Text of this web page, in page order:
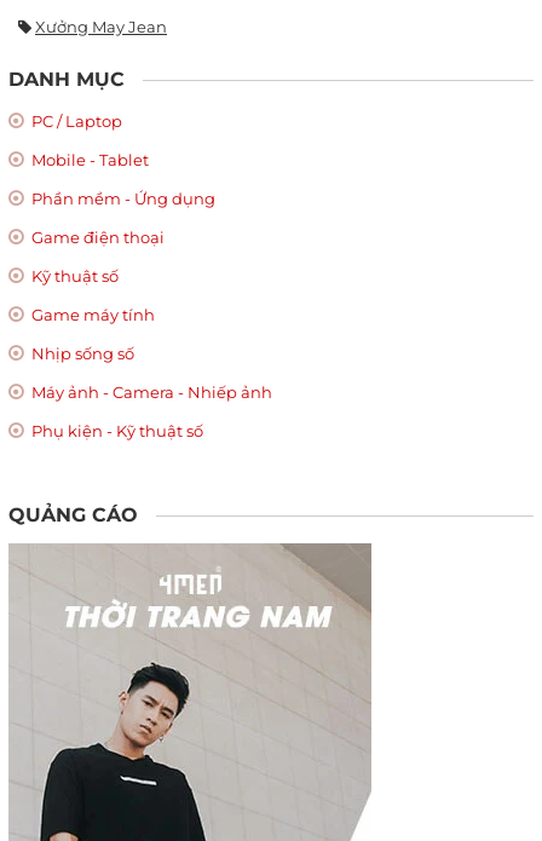
Xưởng May Jean
DANH MỤC
PC / Laptop
Mobile - Tablet
Phần mềm - Ứng dụng
Game điện thoại
Kỹ thuật số
Game máy tính
Nhịp sống số
Máy ảnh - Camera - Nhiếp ảnh
Phụ kiện - Kỹ thuật số
QUẢNG CÁO